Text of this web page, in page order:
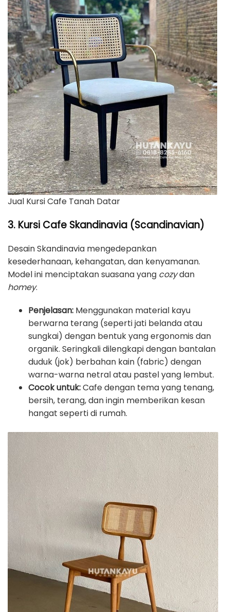
Jual Kursi Cafe Tanah Datar
3. Kursi Cafe Skandinavia (Scandinavian)
Desain Skandinavia mengedepankan
kesederhanaan, kehangatan, dan kenyamanan.
Model ini menciptakan suasana yang cozydan
homey.
Penjelasan: Menggunakan material kayu
berwarna terang (seperti jati belanda atau
sungkai) dengan bentuk yang ergonomis dan
organik. Seringkali dilengkapi dengan bantalan
duduk (jok) berbahan kain (fabric) dengan
warna-warna netral atau pastel yang lembut.
Cocok untuk:Cafe dengan tema yang tenang,
bersih, terang, dan ingin memberikan kesan
hangat seperti di rumah.